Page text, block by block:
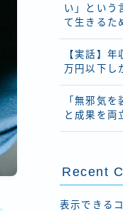
い」という
て生きるた
【実話】
万円以下し
「無邪気
と成果を両
Recent
表示できる